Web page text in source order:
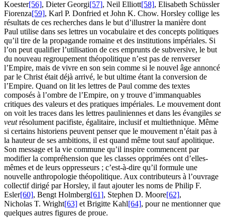
Koester[56], Dieter Georgi[57], Neil Elliott[58], Elisabeth Schüssler
Fiorenza[59], Karl P. Donfried et John K. Chow. Horsley collige les
résultats de ces recherches dans le but d’illustrer la manière dont
Paul utilise dans ses lettres un vocabulaire et des concepts politiques
qu’il tire de la propagande romaine et des institutions impériales. Si
l’on peut qualifier l’utilisation de ces emprunts de subversive, le but
du nouveau regroupement théopolitique n’est pas de renverser
l’Empire, mais de vivre en son sein comme si le nouvel âge annoncé
par le Christ était déjà arrivé, le but ultime étant la conversion de
l’Empire. Quand on lit les lettres de Paul comme des textes
composés à l’ombre de l’Empire, on y trouve d’immanquables
critiques des valeurs et des pratiques impériales. Le mouvement dont
on voit les traces dans les lettres pauliniennes et dans les évangiles se
veutrésolument pacifiste, égalitaire, inclusif et multiethnique. Même
si certains historiens peuvent penser que le mouvement n’était pas à
la hauteur de ses ambitions, il est quand même tout sauf apolitique.
Son message et la vie commune qu’il inspire commencent par
modifier la compréhension que les classes opprimées ont d’elles-
mêmes et de leurs oppresseurs ; c’est-à-dire qu’il formule une
nouvelle anthropologie théopolitique. Aux contributeurs à l’ouvrage
collectif dirigé par Horsley, il faut ajouter les noms de Philip F.
Esler[60], Bengt Holmberg[61], Stephen D. Moore[62],
Nicholas T. Wright[63] et Brigitte Kahl[64], pour ne mentionner que
quelques autres figures de proue.